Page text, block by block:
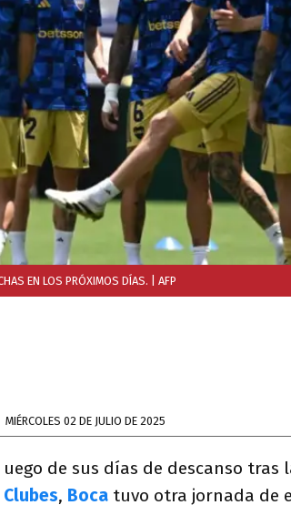
EN LOS PRÓXIMOS DÍAS. | AFP
MIÉRCOLES 02 DE JULIO DE 2025
uego de sus días de descanso tras
Clubes, Boca tuvo otra jornada de